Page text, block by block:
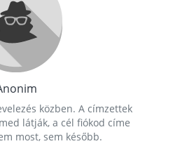
közben. A címzettek
látják, a cél fiókod címe
most, sem később.